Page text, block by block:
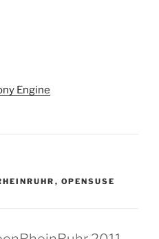
Engine
, OPENSUSE